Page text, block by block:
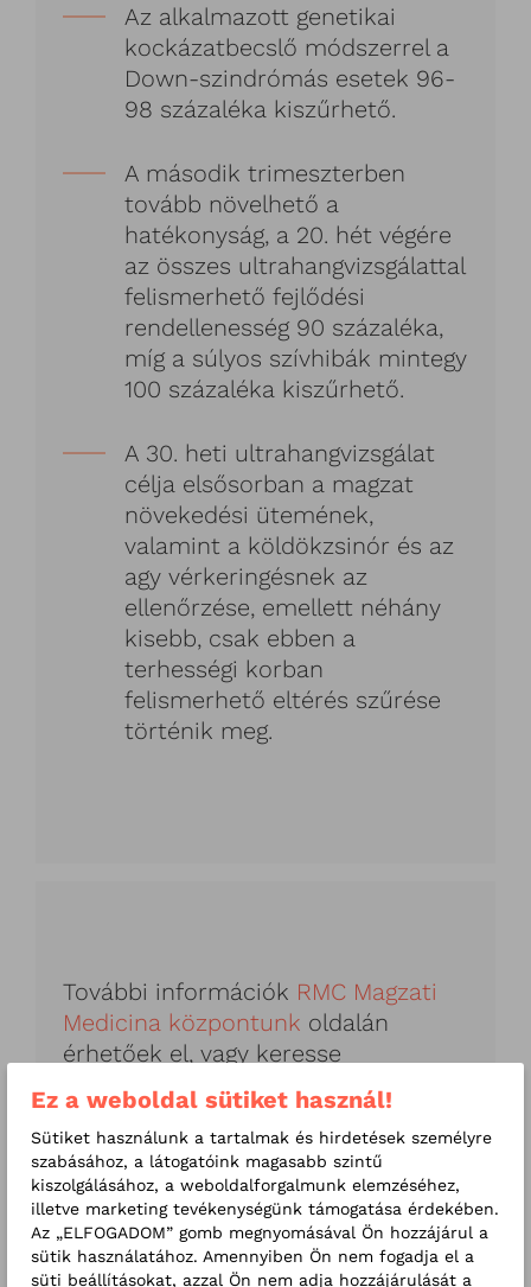
Az alkalmazott genetikai
kockázatbecslő módszerrel a
Down-szindrómás esetek 96-
98 százaléka kiszűrhető.
A második trimeszterben
tovább növelhető a
hatékonyság, a 20. hét végére
az összes ultrahangvizsgálattal
felismerhető fejlődési
rendellenesség 90 százaléka,
míg a súlyos szívhibák mintegy
100 százaléka kiszűrhető.
A 30. heti ultrahangvizsgálat
célja elsősorban a magzat
növekedési ütemének,
valamint a köldökzsinór és az
agy vérkeringésnek az
ellenőrzése, emellett néhány
kisebb, csak ebben a
terhességi korban
felismerhető eltérés szűrése
történik meg.
További információk RMC Magzati
Medicina központunk oldalán
érhetőek el, vagy keresse
kollégánkat a +36 1 392 0505
telefonszámon, és azEmail cím
megjelenítésee-mail címen!
Kapcsolódó bejegyzéseink
Ez a weboldal sütiket használ!
Sütiket használunk a tartalmak és hirdetések személyre
szabásához, a látogatóink magasabb szintű
kiszolgálásához, a weboldalforgalmunk elemzéséhez,
illetve marketing tevékenységünk támogatása érdekében.
Az „ELFOGADOM” gomb megnyomásával Ön hozzájárul a
sütik használatához. Amennyiben Ön nem fogadja el a
süti beállításokat, azzal Ön nem adja hozzájárulását a